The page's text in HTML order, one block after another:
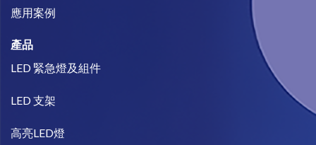
​應用案例
產品
LED 緊急燈及組件
LED 支架
高亮LED燈